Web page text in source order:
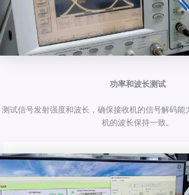
功率和波长测试
测试信号发射强度和波长，确保接收机的信号解码能
机的波长保持一致。